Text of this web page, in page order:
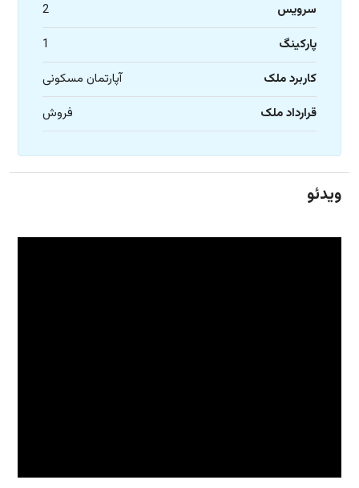
سرویس
2
پارکینگ
1
کاربرد ملک
آپارتمان مسکونی
قرارداد ملک
فروش
ویدئو